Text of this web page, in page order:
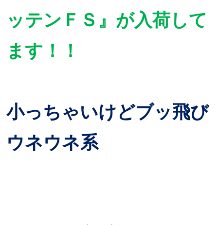
ッテンＦＳ』が入荷して
ます！！
小っちゃいけどブッ飛び
ウネウネ系